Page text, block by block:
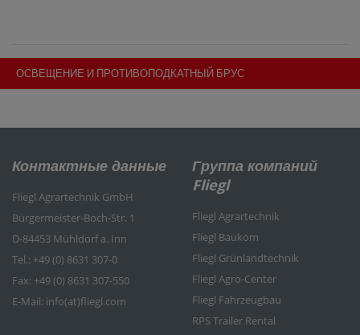
ОСВЕЩЕНИЕ И ПРОТИВОПОДКАТНЫЙ БРУС
Контактные данные
Fliegl Agrartechnik GmbH
Bürgermeister-Boch-Str. 1
D-84453 Mühldorf a. Inn
Tel.: +49 (0) 8631 307-0
Fax: +49 (0) 8631 307-550
E-Mail: info(at)fliegl.com
Группа компаний
Fliegl
Fliegl Agrartechnik
Fliegl Baukom
Fliegl Grünlandtechnik
Fliegl Agro-Center
Fliegl Fahrzeugbau
RPS Trailer Rental